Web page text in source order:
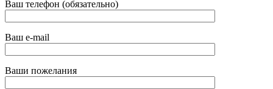
Ваш телефон (обязательно)
Ваш e-mail
Ваши пожелания